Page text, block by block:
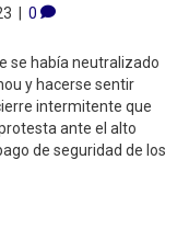
0
se había neutralizado
y hacerse sentir
intermitente que
ante el alto
de seguridad de los